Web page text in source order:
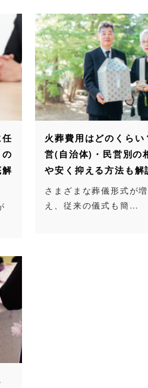
火葬費用はどのくらい
営(自治体)・民営別の
や安く抑える方法も解
さまざまな葬儀形式が増
え、従来の儀式も簡…